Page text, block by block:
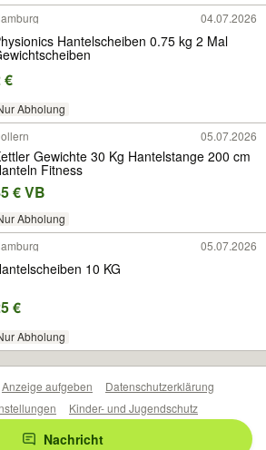
04.07.2026
Hantelscheiben 0.75 kg 2 Mal
€
Abholung
05.07.2026
Gewichte 30 Kg Hantelstange 200 cm
Fitness
€ VB
Abholung
05.07.2026
10 KG
€
Abholung
Nachricht
Anzeige aufgeben
Datenschutzerklärung
Kinder- und Jugendschutz